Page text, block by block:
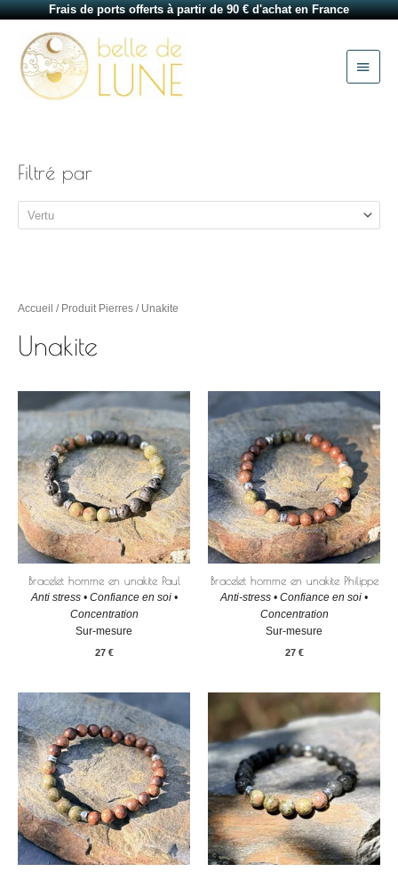
Frais de ports offerts à partir de 90 € d'achat en France
Aller
contenu
Filtré par
Vertu
Accueil / Produit Pierres / Unakite
Unakite
Bracelet homme en unakite Paul
Anti stress • Confiance en soi •
Concentration
Sur-mesure
27 €
Bracelet homme en unakite Philippe
Anti-stress • Confiance en soi •
Concentration
Sur-mesure
27 €